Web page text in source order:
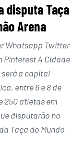
disputa Taça
Arena
Whatsapp Twitter
Pinterest A Cidade
a capital
entre 6 e 8 de
250 atletas em
disputarão no
Taça do Mundo